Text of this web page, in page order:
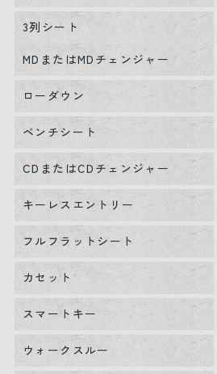
3列シート
MDまたはMDチェンジャー
ローダウン
ベンチシート
CDまたはCDチェンジャー
キーレスエントリー
フルフラットシート
カセット
スマートキー
ウォークスルー